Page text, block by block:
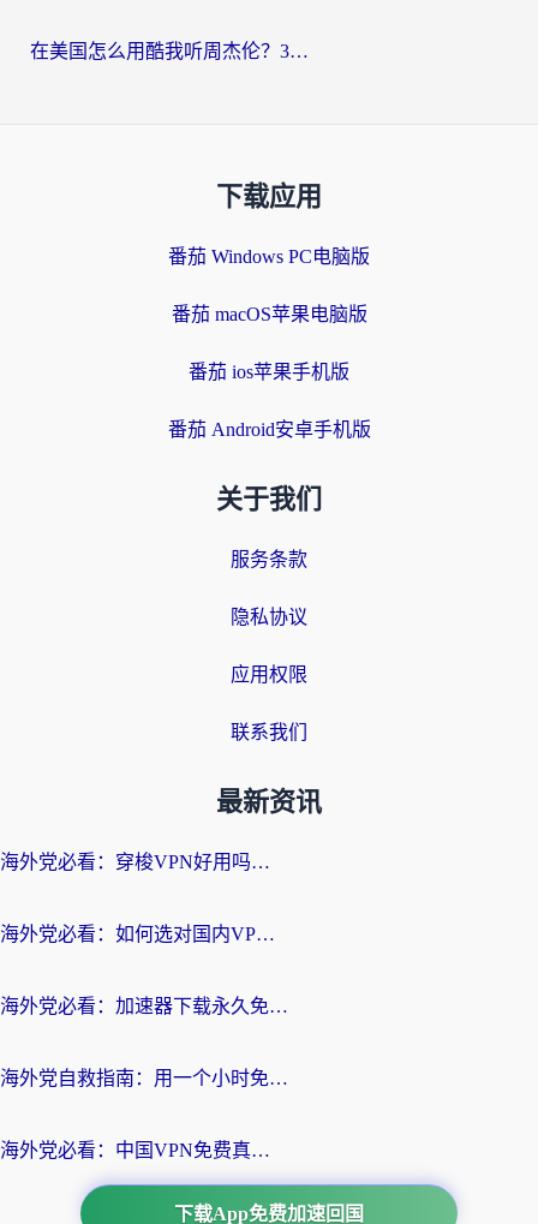
在美国怎么用酷我听周杰伦？3步搞定海外听歌难题
下载应用
番茄 Windows PC电脑版
番茄 macOS苹果电脑版
番茄 ios苹果手机版
番茄 Android安卓手机版
关于我们
服务条款
隐私协议
应用权限
联系我们
最新资讯
海外党必看：穿梭VPN好用吗？和云帆VPN对比哪个回国效果更好？附真实测评+避坑指南
海外党必看：如何选对国内VPN，实现无缝访问国内资源？
海外党必看：加速器下载永久免费版真的存在吗？教你无缝访问国内资源的正确姿势
海外党自救指南：用一个小时免费加速器，轻松打破国内资源访问壁垒？
海外党必看：中国VPN免费真的靠谱吗？手把手教你选对回国加速器
下载App免费加速回国